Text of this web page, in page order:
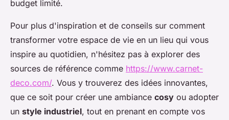
budget limité.
Pour plus d'inspiration et de conseils sur comment
transformer votre espace de vie en un lieu qui vous
inspire au quotidien, n'hésitez pas à explorer des
sources de référence comme https://www.carnet-
deco.com/. Vous y trouverez des idées innovantes,
que ce soit pour créer une ambiance cosy ou adopter
un style industriel, tout en prenant en compte vos